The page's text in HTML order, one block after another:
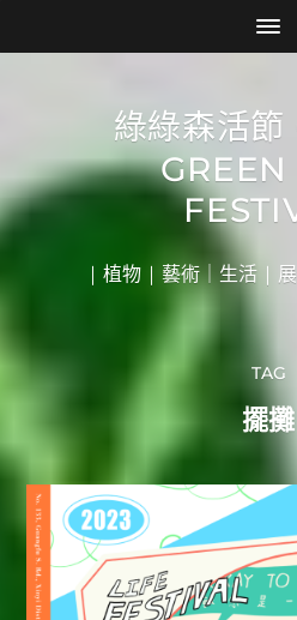
綠綠森活
GREEN
| 植物 | 藝術｜生活 |
TAG
擺攤